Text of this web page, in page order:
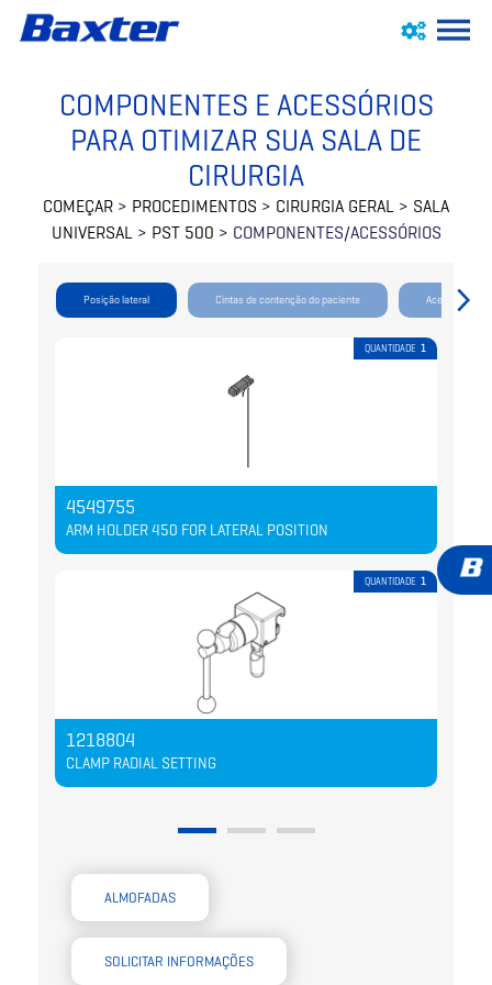
COMPONENTES E ACESSÓRIOS
PARA OTIMIZAR SUA SALA DE
CIRURGIA
COMEÇAR > PROCEDIMENTOS > CIRURGIA GERAL > SALA
UNIVERSAL> PST 500 > COMPONENTES/ACESSÓRIOS
Posição lateral Cintas de contenção do paciente Acessórios
QUANTIDADE 1
4549755
ARM HOLDER 450 FOR LATERAL POSITION
QUANTIDADE 1
1218804
CLAMP RADIAL SETTING
ALMOFADAS